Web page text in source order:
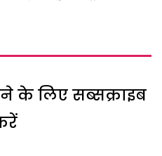
के लिए सब्सक्राइब